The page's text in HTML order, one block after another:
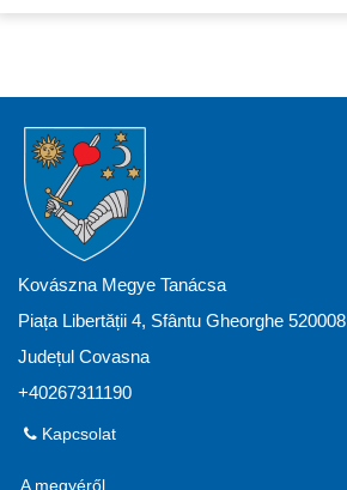
Kovászna Megye Tanácsa
Piața Libertății 4, Sfântu Gheorghe 520008
Județul Covasna
+40267311190
Kapcsolat
A megyéről